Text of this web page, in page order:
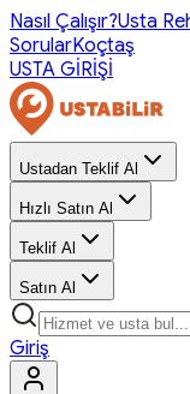
Nasıl Çalışır?Usta
SorularKoçtaş
USTA GİRİŞİ
Ustadan Teklif Al
Hızlı Satın Al
Teklif Al
Satın Al
Giriş